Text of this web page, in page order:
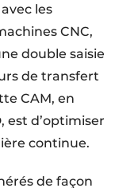
les
CNC,
double saisie
de transfert
CAM, en
est d’optimiser
continue.
de façon